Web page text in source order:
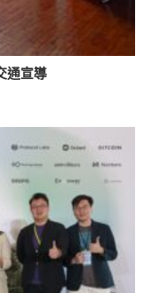
通宣導